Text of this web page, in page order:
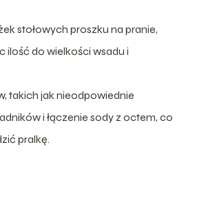
stołowych proszku na pranie,
ilość do wielkości wsadu i
takich jak nieodpowiednie
i łączenie sody z octem, co
pralkę.